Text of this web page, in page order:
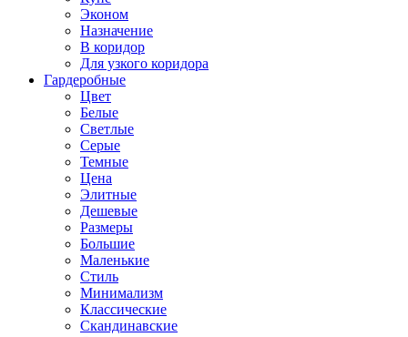
Эконом
Назначение
В коридор
Для узкого коридора
Гардеробные
Цвет
Белые
Светлые
Серые
Темные
Цена
Элитные
Дешевые
Размеры
Большие
Маленькие
Стиль
Минимализм
Классические
Скандинавские